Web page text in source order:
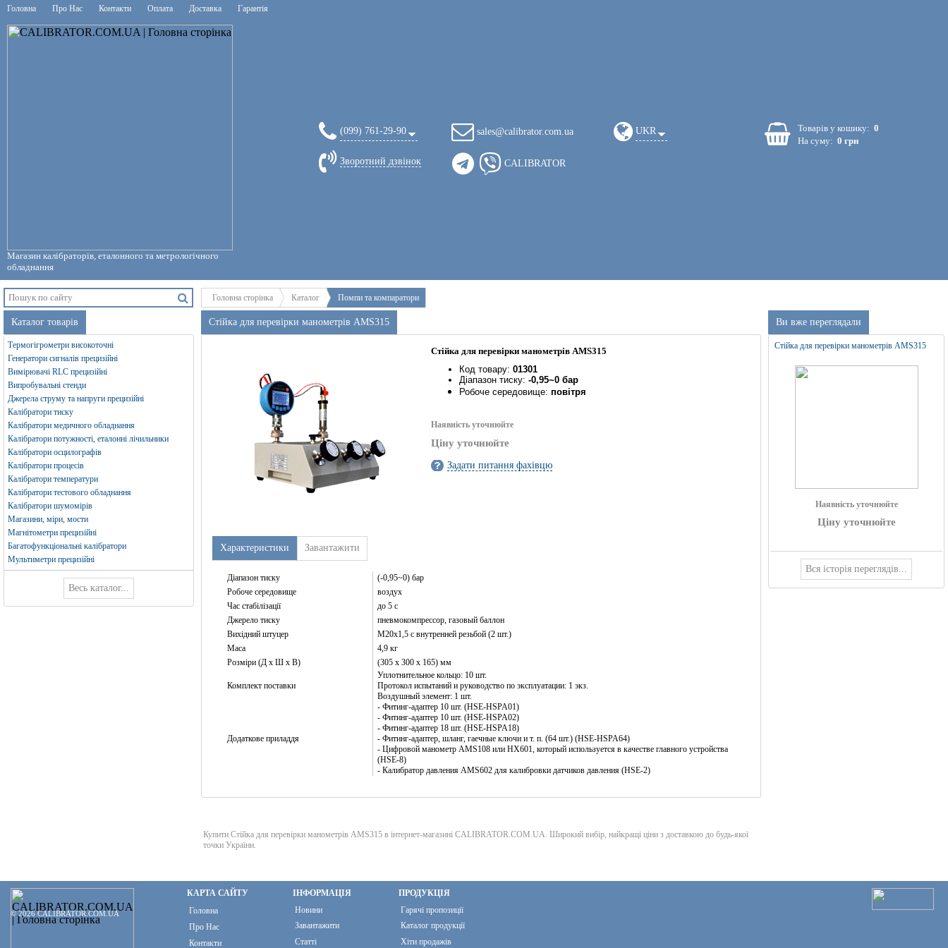
Головна Про Нас Контакти Оплата Доставка Гарантія
Магазин калібраторів, еталонного та метрологічного
обладнання
(099) 761-29-90
Зворотний дзвінок
sales@calibrator.com.ua
CALIBRATOR
UKR Товарів у кошику: 0
На суму: 0 грн
Головна сторінка Каталог Помпи та компаратори
Каталог товарів
Термогігрометри високоточні
Генератори сигналів прецизійні
Вимірювачі RLC прецизійні
Випробувальні стенди
Джерела струму та напруги прецизійні
Калібратори тиску
Калібратори медичного обладнання
Калібратори потужності, еталонні лічильники
Калібратори осцилографів
Калібратори процесів
Калібратори температури
Калібратори тестового обладнання
Калібратори шумомірів
Магазини, міри, мости
Магнітометри прецизійні
Багатофункціональні калібратори
Мультиметри прецизійні
Стійка для перевірки манометрів AMS315
Стійка для перевірки манометрів AMS315
Код товару: 01301
Діапазон тиску: -0,95~0 бар
Робоче середовище: повітря
Наявність уточнюйте
Ціну уточнюйте
Задати питання фахівцю
Характеристики Завантажити
Діапазон тиску
(-0,95~0) бар
Робоче середовище
воздух
Час стабілізації
до 5 с
Джерело тиску
пневмокомпрессор, газовый баллон
Вихідний штуцер
M20x1,5 с внутренней резьбой (2 шт.)
Маса
4,9 кг
Розміри (Д х Ш х В)
(305 х 300 х 165) мм
Комплект поставки
Уплотнительное кольцо: 10 шт.
Протокол испытаний и руководство по эксплуатации: 1 экз.
Воздушный элемент: 1 шт.
Додаткове приладдя
- Фитинг-адаптер 10 шт. (HSE-HSPA01)
- Фитинг-адаптер 10 шт. (HSE-HSPA02)
- Фитинг-адаптер 18 шт. (HSE-HSPA18)
- Фитинг-адаптер, шланг, гаечные ключи и т. п. (64 шт.) (HSE-HSPA64)
- Цифровой манометр AMS108 или HX601, который используется в качестве главного устройства
(HSE-8)
- Калибратор давления AMS602 для калибровки датчиков давления (HSE-2)
Купити Стійка для перевірки манометрів AMS315 в інтернет-магазині CALIBRATOR.COM.UA. Широкий вибір, найкращі ціни з доставкою до будь-якої
точки України.
Ви вже переглядали
Стійка для перевірки манометрів AMS315
Наявність уточнюйте
Ціну уточнюйте
© 2026 CALIBRATOR.COM.UA
КАРТА САЙТУ
Головна
Про Нас
Контакти
ІНФОРМАЦІЯ
Новини
Завантажити
Статті
ПРОДУКЦІЯ
Гарячі пропозиції
Каталог продукції
Хіти продажів